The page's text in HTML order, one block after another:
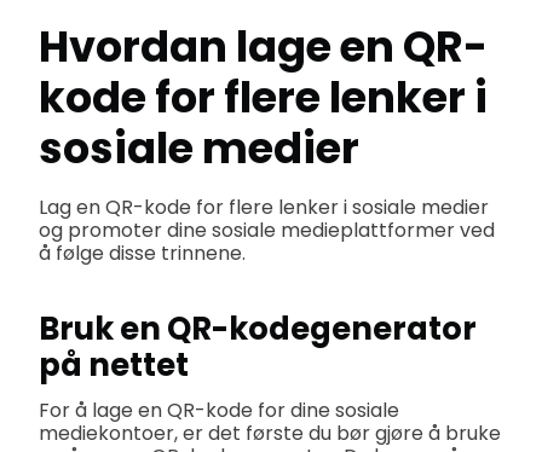
Hvordan lage en QR-
kode for flere lenker i
sosiale medier
Lag en QR-kode for flere lenker i sosiale medier
og promoter dine sosiale medieplattformer ved
å følge disse trinnene.
Bruk en QR-kodegenerator
på nettet
For å lage en QR-kode for dine sosiale
mediekontoer, er det første du bør gjøre å bruke